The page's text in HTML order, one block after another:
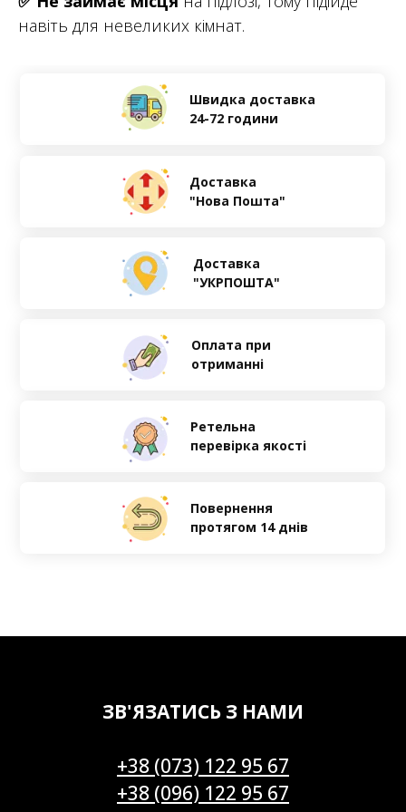
навіть для невеликих кімнат.
Оплата при
отриманні
Ретельна
перевірка якості
Швидка доставка
24-72 години
Доставка
"Нова Пошта"
Доставка
"УКРПОШТА"
Повернення
протягом 14 днів
ЗВ'ЯЗАТИСЬ З НАМИ
+38 (073) 122 95 67
+38 (096) 122 95 67